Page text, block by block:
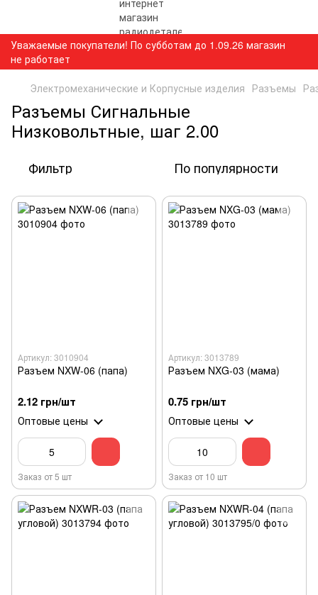
Уважаемые покупатели! По субботам до 1.09.26 магазин
не работает
Электромеханические и Корпусные изделия Разъемы
Разъемы Сигнальные
Низковольтные, шаг 2.00
Фильтр По популярности
Артикул: 3010904
Разъем NXW-06 (папа)
2.12 грн/шт
Оптовые цены
Заказ от 5 шт
Артикул: 3013789
Разъем NXG-03 (мама)
0.75 грн/шт
Оптовые цены
Заказ от 10 шт